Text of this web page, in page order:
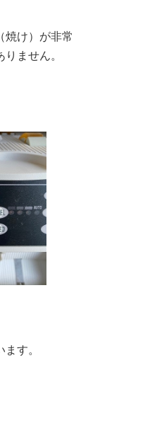
焼け）が非常
ません。
す。